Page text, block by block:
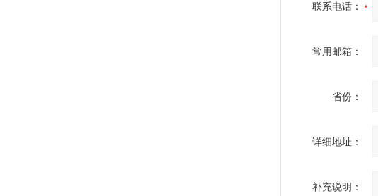
联系电话：
常用邮箱：
省份：
详细地址：
补充说明：